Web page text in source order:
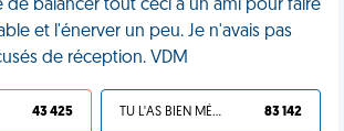
de balancer tout ceci à un ami pour faire
et l'énerver un peu. Je n'avais pas
de réception. VDM
43 425 TU L'AS BIEN MÉRITÉ 83 142